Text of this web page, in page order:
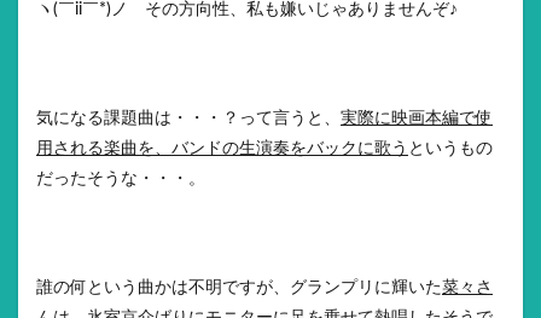
ヽ(￣ii￣*)ノ その方向性、私も嫌いじゃありませんぞ♪
気になる課題曲は・・・？って言うと、 実際に映画本編で使
用される楽曲を、バンドの生演奏をバックに歌う というもの
だったそうな・・・。
誰の何という曲かは不明ですが、グランプリに輝いた菜々さ